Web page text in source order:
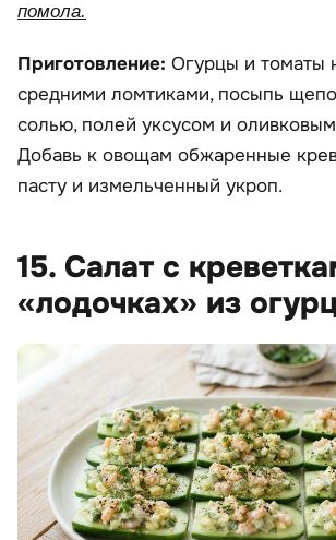
помола.
Приготовление: Огурцы и томаты
средними ломтиками, посыпь
солью, полей уксусом и
Добавь к овощам обжаренные
пасту и измельченный укроп.
15. Салат с
«лодочках» из